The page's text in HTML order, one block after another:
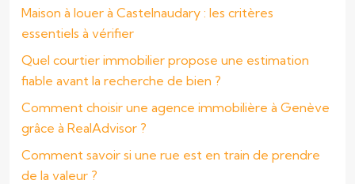
Maison à louer à Castelnaudary : les critères
essentiels à vérifier
Quel courtier immobilier propose une estimation
fiable avant la recherche de bien ?
Comment choisir une agence immobilière à Genève
grâce à RealAdvisor ?
Comment savoir si une rue est en train de prendre
de la valeur ?